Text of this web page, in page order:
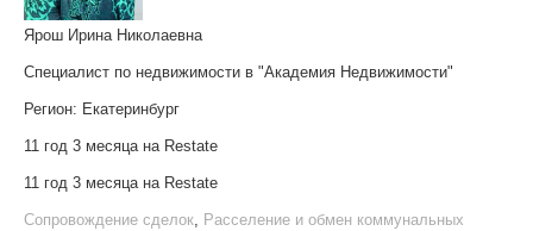
Ярош Ирина Николаевна
Специалист по недвижимости в "Академия Недвижимости"
Регион: Екатеринбург
11 год 3 месяца на Restate
11 год 3 месяца на Restate
Сопровождение сделок, Расселение и обмен коммунальных